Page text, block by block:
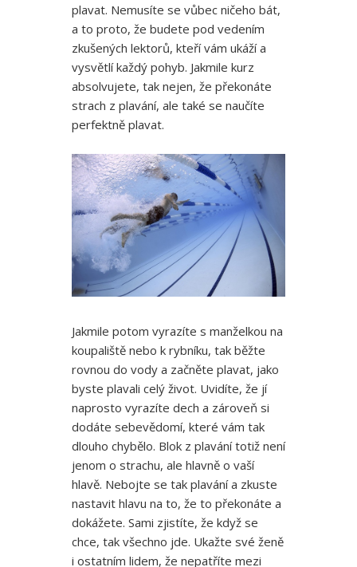
plavat. Nemusíte se vůbec ničeho bát,
a to proto, že budete pod vedením
zkušených lektorů, kteří vám ukáží a
vysvětlí každý pohyb. Jakmile kurz
absolvujete, tak nejen, že překonáte
strach z plavání, ale také se naučíte
perfektně plavat.
Jakmile potom vyrazíte s manželkou na
koupaliště nebo k rybníku, tak běžte
rovnou do vody a začněte plavat, jako
byste plavali celý život. Uvidíte, že jí
naprosto vyrazíte dech a zároveň si
dodáte sebevědomí, které vám tak
dlouho chybělo. Blok z plavání totiž není
jenom o strachu, ale hlavně o vaší
hlavě. Nebojte se tak plavání a zkuste
nastavit hlavu na to, že to překonáte a
dokážete. Sami zjistíte, že když se
chce, tak všechno jde. Ukažte své ženě
i ostatním lidem, že nepatříte mezi